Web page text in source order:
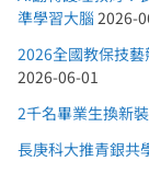
準學習大腦 2026-
2026全國教保技
2026-06-01
2千名畢業生換新
長庚科大推青銀